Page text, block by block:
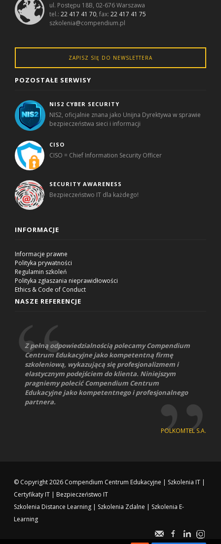
ul. Postępu 18B, 02-676 Warszawa
tel.:22 417 41 70, fax:22 417 41 75
szkolenia@compendium.pl
ZAPISZ SIĘ DO NEWSLETTERA
POZOSTAŁE SERWISY
NIS2 CYBER SECURITY
NIS2, oficjalnie znana jako Unijna Dyrektywa w sprawie
bezpieczeństwa sieci i informacji
CISO
CISO = Chief Information Security Officer
SECURITY AWARENESS
Bezpieczeństwo IT dla każdego!
INFORMACJE
Informacje prawne
Polityka prywatności
Regulamin szkoleń
Polityka zgłaszania nieprawidłowości
Ethics & Code of Conduct
NASZE REFERENCJE
Z pełną odpowiedzialnością polecamy Compendium
Centrum Edukacyjne jako kompetentną firmę
szkoleniową, wykazującą się profesjonalizmem i
elastycznym podejściem do klienta. Niniejszym
pragniemy polecić Compendium Centrum
Edukacyjne jako kompetentnego i profesjonalnego
partnera.
POLKOMTEL S.A.
© Copyright 2026 Compendium Centrum Edukacyjne | Szkolenia IT |
Certyfikaty IT | Bezpieczeństwo IT
Szkolenia Distance Learning | Szkolenia Zdalne | Szkolenia E-
Learning